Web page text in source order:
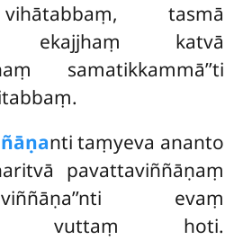
tasmā
ekajjhaṃ katvā
samatikkammā’’ti
nti taṃyeva ananto
pavattaviññāṇaṃ
evaṃ
vuttaṃ hoti.